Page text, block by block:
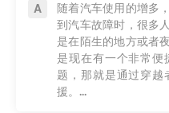
随着汽车使用的增多
到汽车故障时，很多
是在陌生的地方或者
是现在有一个非常便
题，那就是通过穿越
援。...